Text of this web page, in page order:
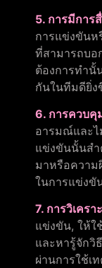
5. การมีการ
การแข่งขันห
ที่สามารถบอ
ต้องการทำนั้
กันในทีมดียิ่ง
6. การควบ
อารมณ์และไ
แข่งขันนั้นสำ
มาหรือควา
ในการแข่งขั
7. การวิเคร
แข่งขัน, ให้ใ
และหารู้จักวิ
ผ่านการใช้เ